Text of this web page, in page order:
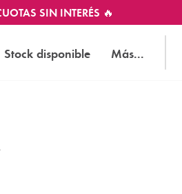
SIN INTERÉS 🔥
Stock disponible Más...